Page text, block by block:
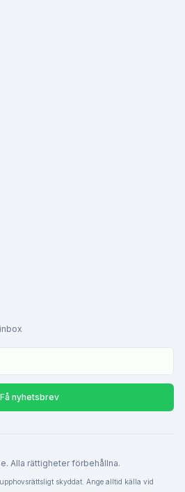
Få nyhetsbrev
Alla rättigheter förbehållna.
skyddat. Ange alltid källa vid